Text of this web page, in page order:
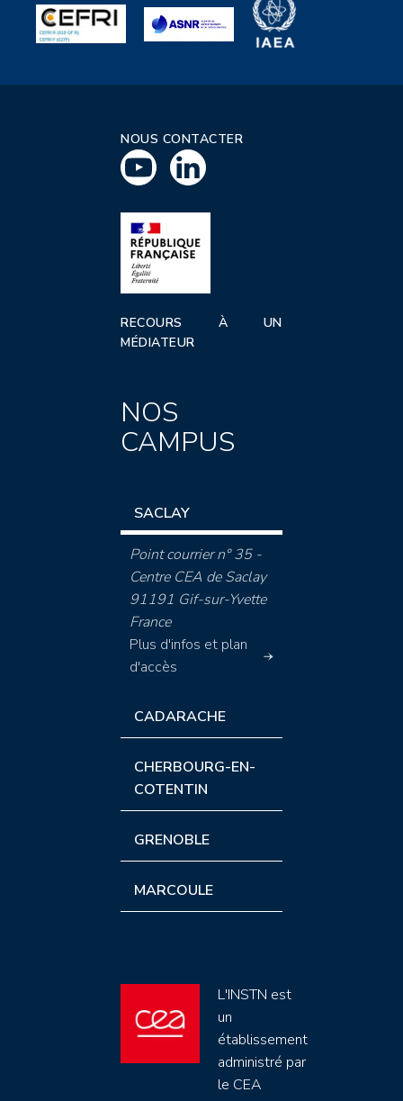
NOUS CONTACTER
RECOURS À UN
MÉDIATEUR
NOS
CAMPUS
SACLAY
Point courrier n° 35 -
Centre CEA de Saclay
91191 Gif-sur-Yvette
France
Plus d'infos et plan
d'accès
CADARACHE
CHERBOURG-EN-
COTENTIN
GRENOBLE
MARCOULE
L'INSTN est
un
établissement
administré par
le CEA